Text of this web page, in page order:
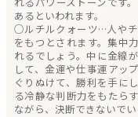
あるといわれます。
○ルチルクォーツ…人や
をもつとされます。集中
れるでしょう。中に金線
して、金運や仕事運アッ
ぐりぬけて、勝利を手に
る冷静な判断力をもたら
ながら、決断できないで